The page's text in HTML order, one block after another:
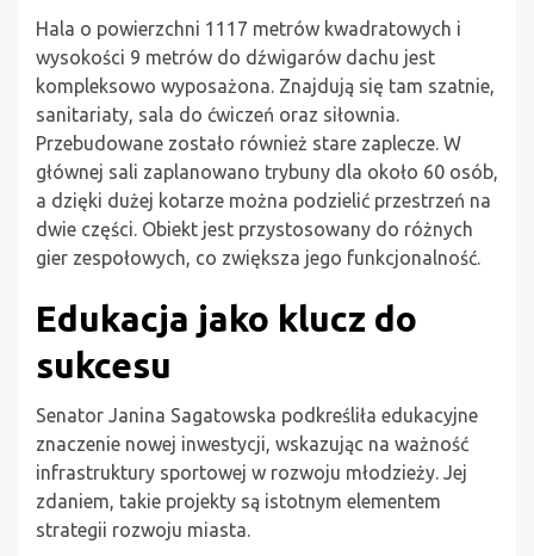
Hala o powierzchni 1117 metrów kwadratowych i
wysokości 9 metrów do dźwigarów dachu jest
kompleksowo wyposażona. Znajdują się tam szatnie,
sanitariaty, sala do ćwiczeń oraz siłownia.
Przebudowane zostało również stare zaplecze. W
głównej sali zaplanowano trybuny dla około 60 osób,
a dzięki dużej kotarze można podzielić przestrzeń na
dwie części. Obiekt jest przystosowany do różnych
gier zespołowych, co zwiększa jego funkcjonalność.
Edukacja jako klucz do
sukcesu
Senator Janina Sagatowska podkreśliła edukacyjne
znaczenie nowej inwestycji, wskazując na ważność
infrastruktury sportowej w rozwoju młodzieży. Jej
zdaniem, takie projekty są istotnym elementem
strategii rozwoju miasta.